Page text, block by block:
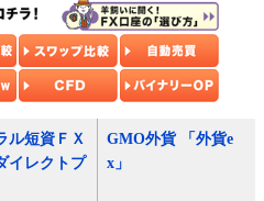
ル短資ＦＸ
イレクトプ
GMO外貨 「外貨e
x」